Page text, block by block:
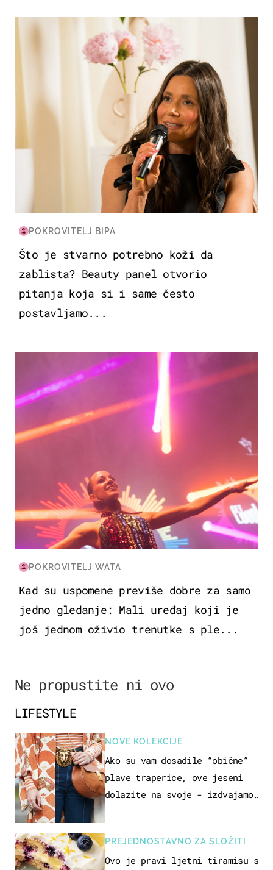
MODA & LJEPOTA
POKROVITELJ BIPA
Što je stvarno potrebno koži da
zablista? Beauty panel otvorio
pitanja koja si i same često
postavljamo...
KULTURA & ZABAVA
POKROVITELJ WATA
Kad su uspomene previše dobre za samo
jedno gledanje: Mali uređaj koji je
još jednom oživio trenutke s ple...
Ne propustite ni ovo
LIFESTYLE
NOVE KOLEKCIJE
Ako su vam dosadile “obične”
plave traperice, ove jeseni
dolazite na svoje - izdvajamo
PREJEDNOSTAVNO ZA SLOŽITI
Ovo je pravi ljetni tiramisu s